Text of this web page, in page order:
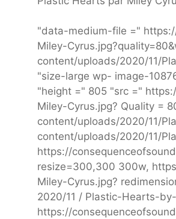
"data-medium-file ="
Miley-
content/uploads/2020/11/
"size-large wp- image-
"height =" 805 "src ="
Miley-Cyrus.jpg? Quality =
content/uploads/2020/11/
content/uploads/2020/11/
https://
resize=300,300 300w,
Miley-Cyrus.jpg?
2020/11 / Plastic-Hearts-
https://